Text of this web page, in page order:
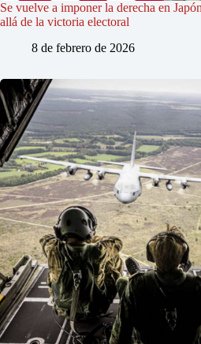
Se vuelve a imponer la derecha en
allá de la victoria electoral
8 de febrero de 2026